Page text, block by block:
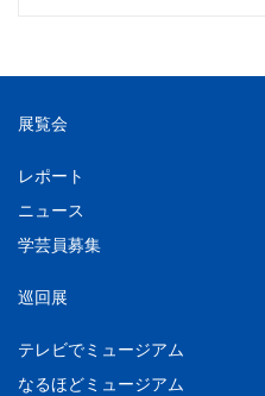
展覧会
レポート
ニュース
学芸員募集
巡回展
テレビでミュージアム
なるほどミュージアム